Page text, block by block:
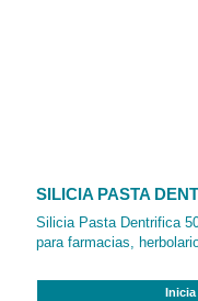
SILICIA PASTA
Silicia Pasta Dentrifica
para farmacias,